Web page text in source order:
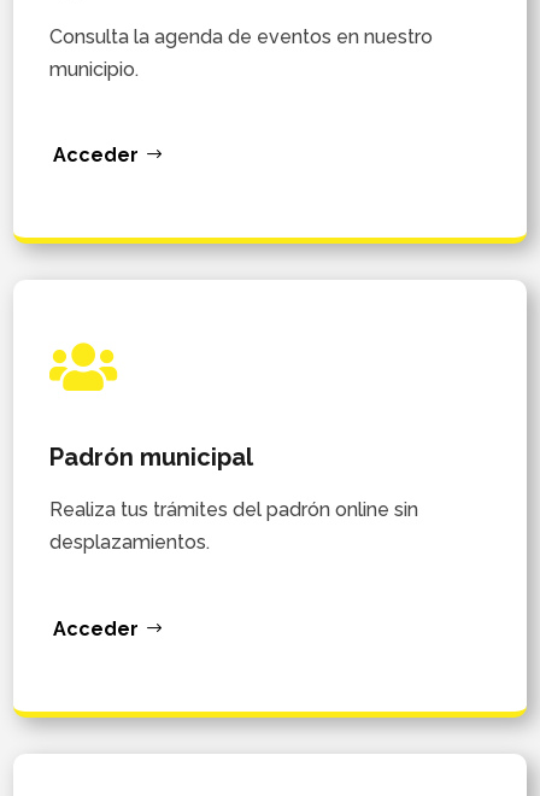
Consulta la agenda de eventos en nuestro
municipio.
Acceder

Padrón municipal
Realiza tus trámites del padrón online sin
desplazamientos.
Acceder